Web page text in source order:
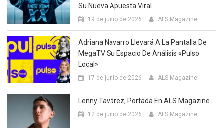
Su Nueva Apuesta Viral
19 de junio de 2026 ALS Magazine
Adriana Navarro Llevará A La Pantalla De
MegaTV Su Espacio De Análisis «Pulso
Local»
17 de junio de 2026 ALS Magazine
Lenny Tavárez, Portada En ALS Magazine
12 de junio de 2026 ALS Magazine